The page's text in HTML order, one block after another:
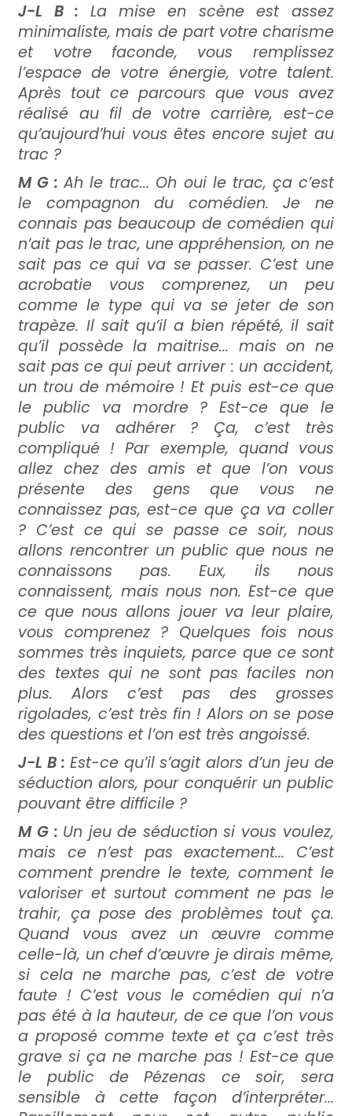
J-L B : La mise en scène est assez
minimaliste, mais de part votre charisme
et votre faconde, vous remplissez
l’espace de votre énergie, votre talent.
Après tout ce parcours que vous avez
réalisé au fil de votre carrière, est-ce
qu’aujourd’hui vous êtes encore sujet au
trac ?
M G :Ah le trac... Oh oui le trac, ça c’est
le compagnon du comédien. Je ne
connais pas beaucoup de comédien qui
n’ait pas le trac, une appréhension, on ne
sait pas ce qui va se passer. C’est une
acrobatie vous comprenez, un peu
comme le type qui va se jeter de son
trapèze. Il sait qu’il a bien répété, il sait
qu’il possède la maitrise... mais on ne
sait pas ce qui peut arriver : un accident,
un trou de mémoire ! Et puis est-ce que
le public va mordre ? Est-ce que le
public va adhérer ? Ça, c’est très
compliqué ! Par exemple, quand vous
allez chez des amis et que l’on vous
présente des gens que vous ne
connaissez pas, est-ce que ça va coller
? C’est ce qui se passe ce soir, nous
allons rencontrer un public que nous ne
connaissons pas. Eux, ils nous
connaissent, mais nous non. Est-ce que
ce que nous allons jouer va leur plaire,
vous comprenez ? Quelques fois nous
sommes très inquiets, parce que ce sont
des textes qui ne sont pas faciles non
plus. Alors c’est pas des grosses
rigolades, c’est très fin ! Alors on se pose
des questions et l’on est très angoissé.
J-L B : Est-ce qu’il s’agit alors d’un jeu de
séduction alors, pour conquérir un public
pouvant être difficile ?
M G : Un jeu de séduction si vous voulez,
mais ce n’est pas exactement... C’est
comment prendre le texte, comment le
valoriser et surtout comment ne pas le
trahir, ça pose des problèmes tout ça.
Quand vous avez un œuvre comme
celle-là, un chef d’œuvre je dirais même,
si cela ne marche pas, c’est de votre
faute ! C’est vous le comédien qui n’a
pas été à la hauteur, de ce que l’on vous
a proposé comme texte et ça c’est très
grave si ça ne marche pas ! Est-ce que
le public de Pézenas ce soir, sera
sensible à cette façon d’interpréter...